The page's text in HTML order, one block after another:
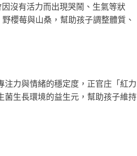
沒有活力而出現哭鬧、生氣等狀
櫻莓與山桑，幫助孩子調整體質、
力與情緒的穩定度，正官庄「紅力
菌生長環境的益生元，幫助孩子維持